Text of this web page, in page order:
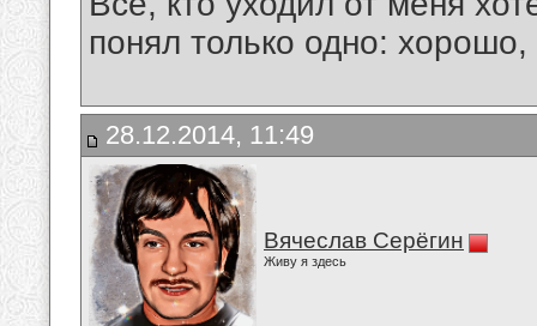
понял только одно:
28.12.2014, 11:49
Вячеслав Серёгин
Живу я здесь